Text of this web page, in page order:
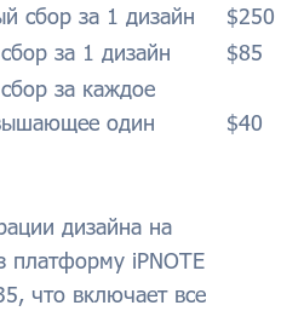
сбор за 1 дизайн
$250
за 1 дизайн
$85
за каждое
один
$40
дизайна на
платформу iPNOTE
что включает все